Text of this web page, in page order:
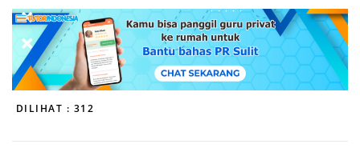
DILIHAT : 312